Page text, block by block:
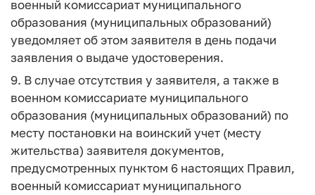
военный комиссариат муниципального
образования (муниципальных образований)
уведомляет об этом заявителя в день подачи
заявления о выдаче удостоверения.
9. В случае отсутствия у заявителя, а также в
военном комиссариате муниципального
образования (муниципальных образований) по
месту постановки на воинский учет (месту
жительства) заявителя документов,
предусмотренных пунктом 6 настоящих Правил,
военный комиссариат муниципального